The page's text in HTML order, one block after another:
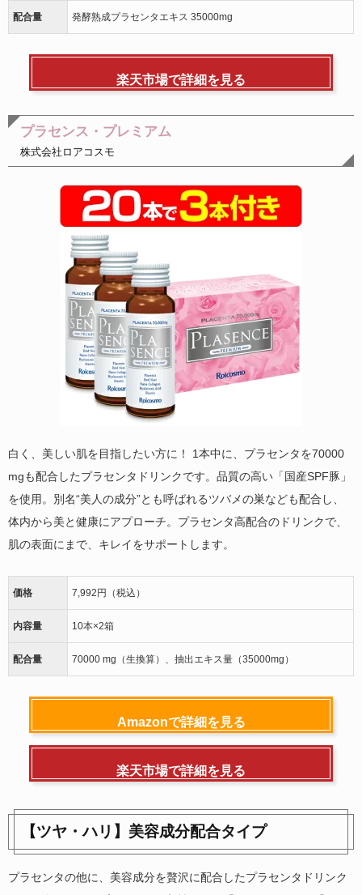
配合量 発酵熟成プラセンタエキス 35000mg
楽天市場で詳細を見る
プラセンス・プレミアム
株式会社ロアコスモ
白く、美しい肌を目指したい方に！ 1本中に、プラセンタを70000
mgも配合したプラセンタドリンクです。品質の高い「国産SPF豚」
を使用。別名“美人の成分”とも呼ばれるツバメの巣なども配合し、
体内から美と健康にアプローチ。プラセンタ高配合のドリンクで、
肌の表面にまで、キレイをサポートします。
価格 7,992円（税込）
内容量 10本×2箱
配合量 70000 mg（生換算）、抽出エキス量（35000mg）
Amazonで詳細を見る
楽天市場で詳細を見る
【ツヤ・ハリ】美容成分配合タイプ
プラセンタの他に、美容成分を贅沢に配合したプラセンタドリンク